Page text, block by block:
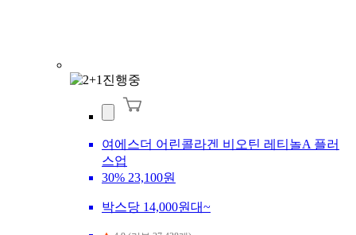
여에스더 어린콜라겐 비오틴 레티놀A 플러
스업
30% 23,100원
박스당 14,000원대~